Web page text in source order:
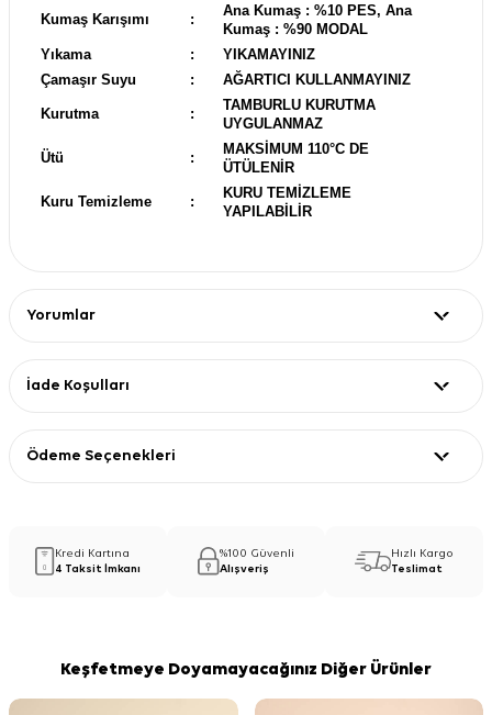
Kumaş Karışımı :
Ana Kumaş : %10 PES, Ana
Kumaş : %90 MODAL
Yıkama
:
YIKAMAYINIZ
Çamaşır Suyu
: AĞARTICI KULLANMAYINIZ
Kurutma :
TAMBURLU KURUTMA
UYGULANMAZ
Ütü :
MAKSİMUM 110°C DE
ÜTÜLENİR
Kuru Temizleme :
KURU TEMİZLEME
YAPILABİLİR
Yorumlar
İade Koşulları
Ödeme Seçenekleri
Kredi Kartına
4 Taksit İmkanı
%100 Güvenli
Alışveriş
Hızlı Kargo
Teslimat
Keşfetmeye Doyamayacağınız Diğer Ürünler